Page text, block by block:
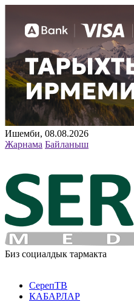
Ишемби, 08.08.2026
Жарнама Байланыш
Биз социалдык тармакта
СерепТВ
КАБАРЛАР